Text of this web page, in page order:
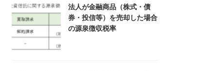
法人が金融商品（株式・債
券・投信等）を売却した場合
の源泉徴収税率